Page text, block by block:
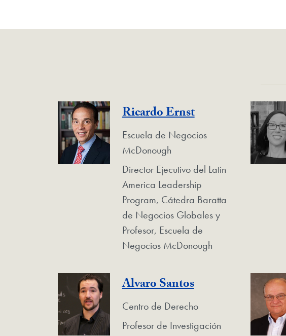
Ricardo Ernst
Escuela de Negocios
McDonough
Director Ejecutivo del Latin
America Leadership
Program, Cátedra Baratta
de Negocios Globales y
Profesor, Escuela de
Negocios McDonough
Alvaro Santos
Centro de Derecho
Profesor de Investigación